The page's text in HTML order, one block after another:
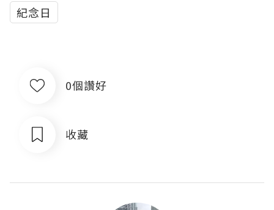
紀念日
0個讚好
收藏